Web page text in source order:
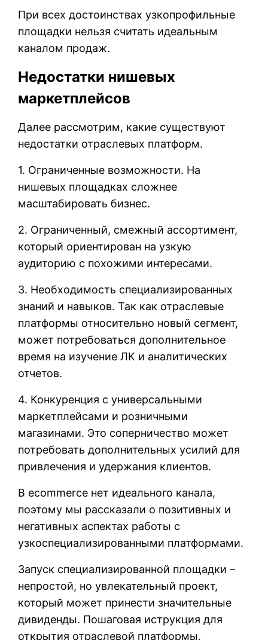
При всех достоинствах узкопрофильные
площадки нельзя считать идеальным
каналом продаж.
Недостатки нишевых
маркетплейсов
Далее рассмотрим, какие существуют
недостатки отраслевых платформ.
1. Ограниченные возможности. На
нишевых площадках сложнее
масштабировать бизнес.
2. Ограниченный, смежный ассортимент,
который ориентирован на узкую
аудиторию с похожими интересами.
3. Необходимость специализированных
знаний и навыков. Так как отраслевые
платформы относительно новый сегмент,
может потребоваться дополнительное
время на изучение ЛК и аналитических
отчетов.
4. Конкуренция с универсальными
маркетплейсами и розничными
магазинами. Это соперничество может
потребовать дополнительных усилий для
привлечения и удержания клиентов.
В ecommerce нет идеального канала,
поэтому мы рассказали о позитивных и
негативных аспектах работы с
узкоспециализированными платформами.
Запуск специализированной площадки –
непростой, но увлекательный проект,
который может принести значительные
дивиденды. Пошаговая иструкция для
открытия отраслевой платформы.